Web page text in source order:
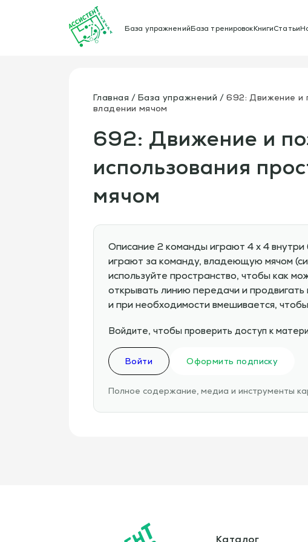
База упражненийБаза тренировокКнигиСтатьи
Главная База упражнений
692: Движение и
владении мячом
692: Движение и
использования
мячом
Описание 2 команды играют 4 х 4
играют за команду, владеющую мячом
используйте пространство, чтобы как
открывать линию передачи и
и при необходимости вмешивается,
Войдите, чтобы проверить доступ к
Войти Оформить подписку
Полное содержание, медиа и инструменты
Каталог